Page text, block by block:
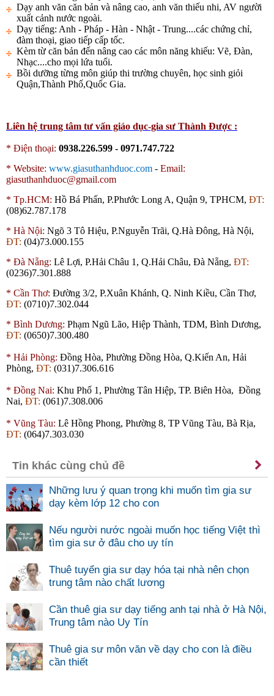
Dạy anh văn căn bản và nâng cao, anh văn thiếu nhi, AV người
xuất cảnh nước ngoài.
Dạy tiếng: Anh - Pháp - Hàn - Nhật - Trung....các chứng chỉ,
đàm thoại, giao tiếp cấp tốc.
Kèm từ căn bản đến nâng cao các môn năng khiếu: Vẽ, Đàn,
Nhạc....cho mọi lứa tuổi.
Bồi dưỡng từng môn giúp thi trường chuyên, học sinh giỏi
Quận,Thành Phố,Quốc Gia.
Liên hệ trung tâm tư vấn giáo dục-gia sư Thành Được :
* Điện thoại: 0938.226.599 - 0971.747.722
* Website: www.giasuthanhduoc.com - Email:
giasuthanhduoc@gmail.com
* Tp.HCM: Hồ Bá Phấn, P.Phước Long A, Quận 9, TPHCM, ĐT:
(08)62.787.178
* Hà Nội: Ngõ 3 Tô Hiệu, P.Nguyễn Trãi, Q.Hà Đông, Hà Nội,
ĐT: (04)73.000.155
* Đà Nẵng: Lê Lợi, P.Hải Châu 1, Q.Hải Châu, Đà Nẵng, ĐT:
(0236)7.301.888
* Cần Thơ: Đường 3/2, P.Xuân Khánh, Q. Ninh Kiều, Cần Thơ,
ĐT: (0710)7.302.044
* Bình Dương: Phạm Ngũ Lão, Hiệp Thành, TDM, Bình Dương,
ĐT: (0650)7.300.480
* Hải Phòng: Đồng Hòa, Phường Đồng Hòa, Q.Kiến An, Hải
Phòng, ĐT: (031)7.306.616
* Đồng Nai: Khu Phố 1, Phường Tân Hiệp, TP. Biên Hòa, Đồng
Nai, ĐT: (061)7.308.006
* Vũng Tàu: Lê Hồng Phong, Phường 8, TP Vũng Tàu, Bà Rịa,
ĐT: (064)7.303.030
Tin khác cùng chủ đề
Những lưu ý quan trọng khi muốn tìm gia sư
dạy kèm lớp 12 cho con
Nếu người nước ngoài muốn học tiếng Việt thì
tìm gia sư ở đâu cho uy tín
Thuê tuyển gia sư dạy hóa tại nhà nên chọn
trung tâm nào chất lương
Cần thuê gia sư dạy tiếng anh tại nhà ở Hà Nội,
Trung tâm nào Uy Tín
Thuê gia sư môn văn về dạy cho con là điều
cần thiết